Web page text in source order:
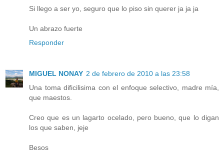
Si llego a ser yo, seguro que lo piso sin querer ja ja ja
Un abrazo fuerte
Responder
MIGUEL NONAY 2 de febrero de 2010 a las 23:58
Una toma dificilisima con el enfoque selectivo, madre mía,
que maestos.
Creo que es un lagarto ocelado, pero bueno, que lo digan
los que saben, jeje
Besos